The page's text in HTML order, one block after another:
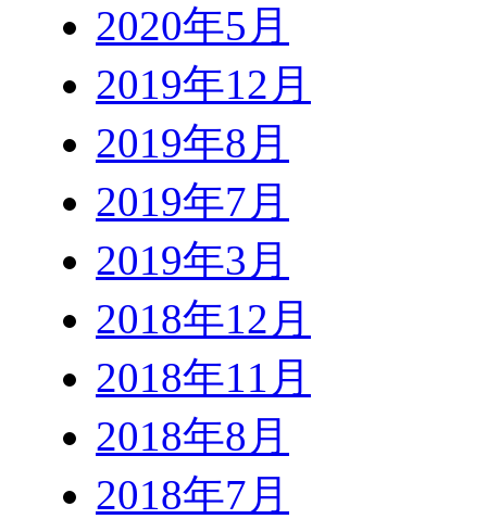
2020年5月
2019年12月
2019年8月
2019年7月
2019年3月
2018年12月
2018年11月
2018年8月
2018年7月